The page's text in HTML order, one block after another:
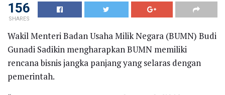
156
SHARES
Wakil Menteri Badan Usaha Milik Negara (BUMN) Budi
Gunadi Sadikin mengharapkan BUMN memiliki
rencana bisnis jangka panjang yang selaras dengan
pemerintah.